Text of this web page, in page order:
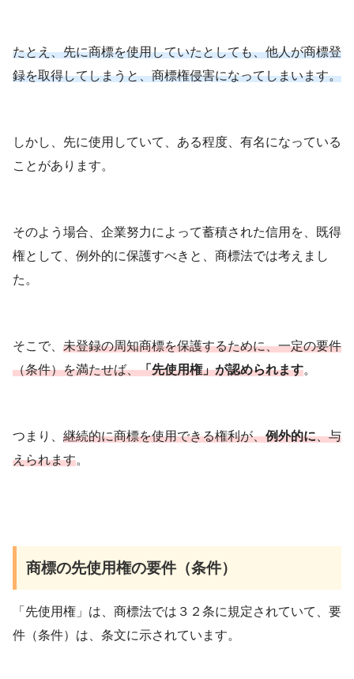
たとえ、先に商標を使用していたとしても、他人が商標登
録を取得してしまうと、商標権侵害になってしまいます。
しかし、先に使用していて、ある程度、有名になっている
ことがあります。
そのよう場合、企業努力によって蓄積された信用を、既得
権として、例外的に保護すべきと、商標法では考えまし
た。
そこで、 未登録の周知商標を保護するために、一定の要件
（条件）を満たせば、「先使用権」が認められます。
つまり、 継続的に商標を使用できる権利が、例外的に、与
えられます。
商標の先使用権の要件（条件）
「先使用権」は、商標法では３２条に規定されていて、要
件（条件）は、条文に示されています。